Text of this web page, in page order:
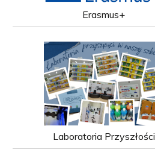
Erasmus+
Laboratoria Przyszłości